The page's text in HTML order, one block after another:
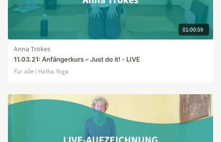
01:00:59
Anna Trökes
11.03.21: Anfängerkurs – Just do it! - LIVE
Für alle | Hatha Yoga